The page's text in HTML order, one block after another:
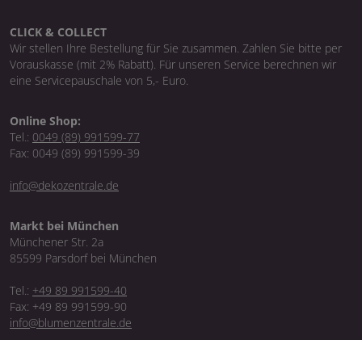
CLICK & COLLECT
Wir stellen Ihre Bestellung für Sie zusammen. Zahlen Sie bitte per
Vorauskasse (mit 2% Rabatt). Für unseren Service berechnen wir
eine Servicepauschale von 5,- Euro.
Online Shop:
Tel.: 0049 (89) 991599-77
Fax: 0049 (89) 991599-39
info@dekozentrale.de
Markt bei München
Münchener Str. 2a
85599 Parsdorf bei München
Tel.: +49 89 991599-40
Fax: +49 89 991599-90
info@blumenzentrale.de